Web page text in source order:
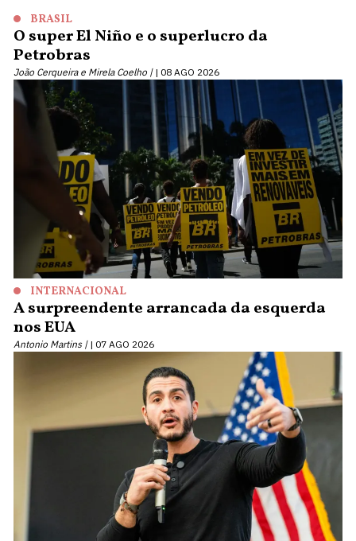
BRASIL
O super El Niño e o superlucro da
Petrobras
João Cerqueira e Mirela Coelho | 08 AGO 2026
INTERNACIONAL
A surpreendente arrancada da esquerda
nos EUA
Antonio Martins | 07 AGO 2026